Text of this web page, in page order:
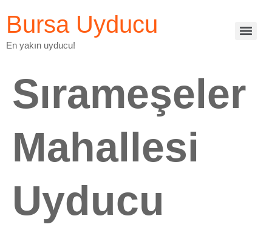
Bursa Uyducu
En yakın uyducu!
Sırameşeler
Mahallesi
Uyducu